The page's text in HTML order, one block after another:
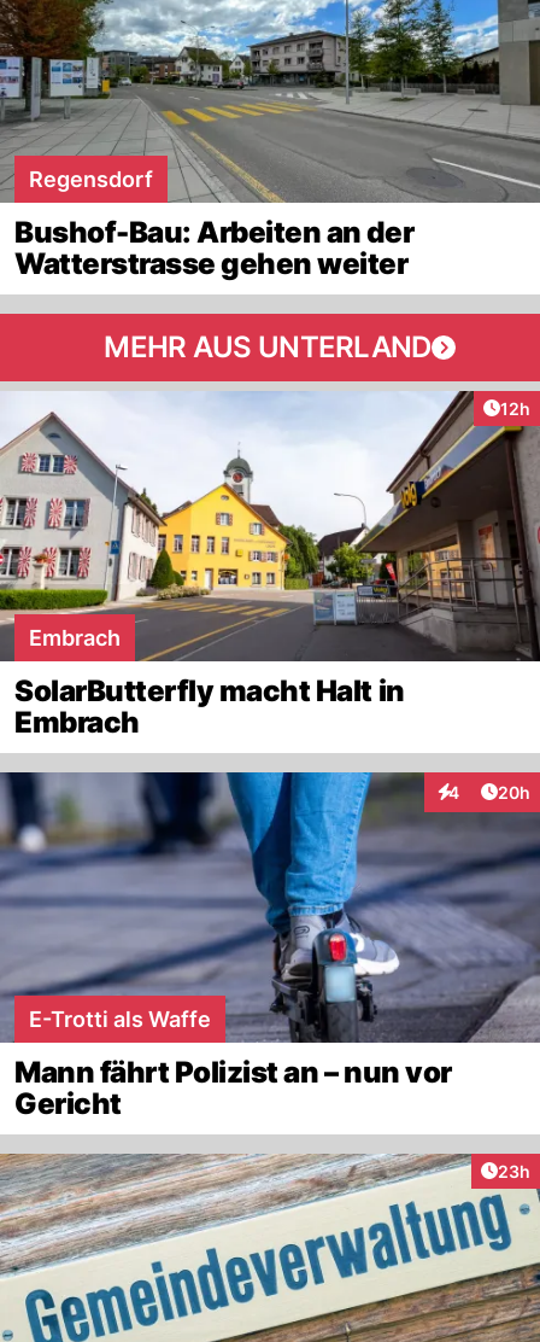
Regensdorf
Bushof-Bau: Arbeiten an der
Watterstrasse gehen weiter
MEHR AUS UNTERLAND
12h
Embrach
SolarButterfly macht Halt in
Embrach
4
Interaktionen
20h
E-Trotti als Waffe
Mann fährt Polizist an – nun vor
Gericht
23h